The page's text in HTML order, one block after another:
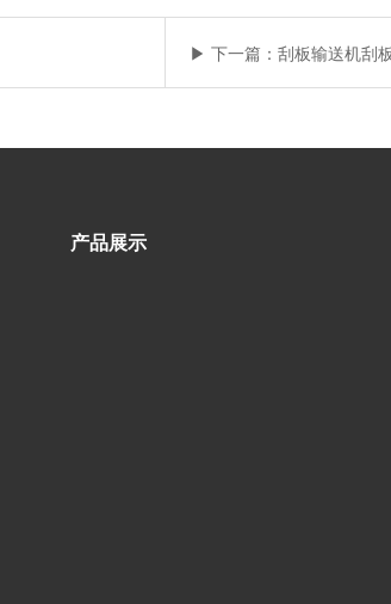
▶ 下一篇：刮板输送机刮
产品展示